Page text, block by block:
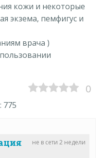
кожи и некоторые
экзема, пемфигус и
врача )
0
775
не в сети 2 недели